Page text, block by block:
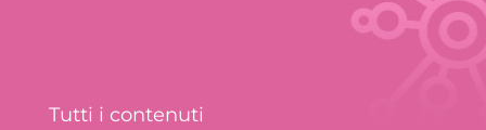
Tutti i contenuti